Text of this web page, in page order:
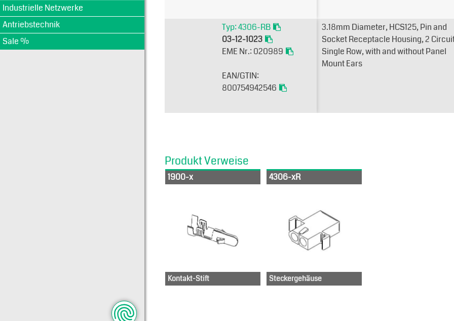
Industrielle Netzwerke
Antriebstechnik
Sale %
Typ: 4306-RB
03-12-1023
EME Nr.: 020989
EAN/GTIN:
800754942546
3.18mm Diameter, HCS125, Pin and
Socket Receptacle Housing, 2
Single Row, with and without Panel
Mount Ears
Produkt Verweise
1900-x
Kontakt-Stift
4306-xR
Steckergehäuse